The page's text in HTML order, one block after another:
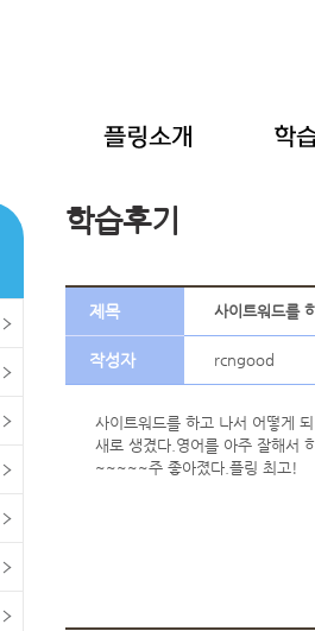
학습후기
제목 사이트워드를
작성자 rcngood
사이트워드를 하고 나서 어떻게
새로 생겼다.영어를 아주 잘해서
~~~~~주 좋아졌다.플링 최고!